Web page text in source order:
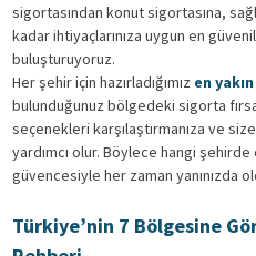
sigortasından konut sigortasına,
kadar ihtiyaçlarınıza uygun en
buluşturuyoruz.
Her şehir için hazırladığımız en
bulunduğunuz bölgedeki sigorta
seçenekleri karşılaştırmanıza ve
yardımcı olur. Böylece hangi şehirde
güvencesiyle her zaman yanınızda
Türkiye’nin 7 Bölgesine